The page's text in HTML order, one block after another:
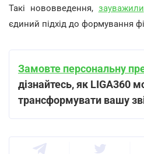
Такі нововведення, зауважили
єдиний підхід до формування
Замовте персональну
дізнайтесь, як LIGA360
трансформувати вашу